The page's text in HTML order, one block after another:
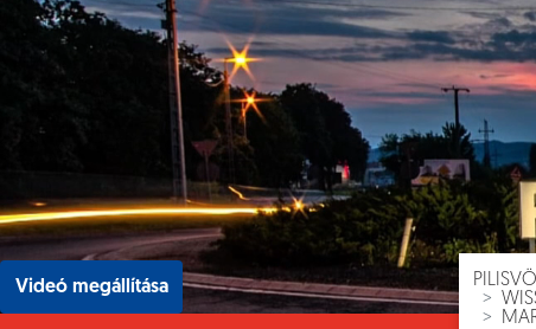
Videó megállítása
Hírek []